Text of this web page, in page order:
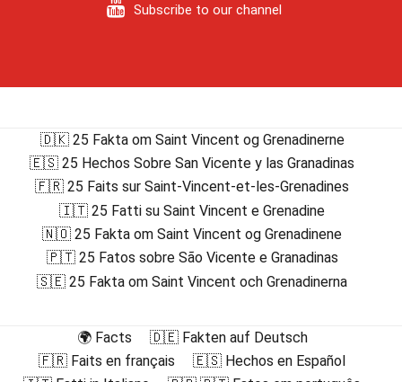
Subscribe to our channel
🇩🇰 25 Fakta om Saint Vincent og Grenadinerne
🇪🇸 25 Hechos Sobre San Vicente y las Granadinas
🇫🇷 25 Faits sur Saint-Vincent-et-les-Grenadines
🇮🇹 25 Fatti su Saint Vincent e Grenadine
🇳🇴 25 Fakta om Saint Vincent og Grenadinene
🇵🇹 25 Fatos sobre São Vicente e Granadinas
🇸🇪 25 Fakta om Saint Vincent och Grenadinerna
🌍 Facts
🇩🇪 Fakten auf Deutsch
🇫🇷 Faits en français
🇪🇸 Hechos en Español